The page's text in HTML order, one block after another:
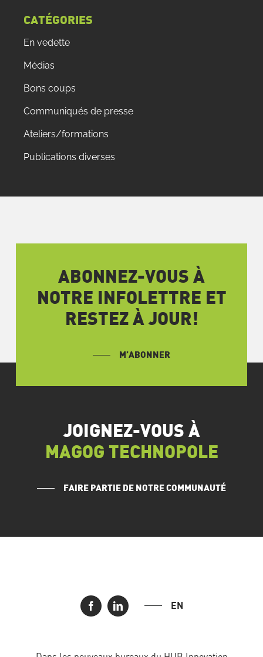
CATÉGORIES
En vedette
Médias
Bons coups
Communiqués de presse
Ateliers/formations
Publications diverses
ABONNEZ-VOUS À
NOTRE INFOLETTRE ET
RESTEZ À JOUR!
M’ABONNER
JOIGNEZ-VOUS À
MAGOG TECHNOPOLE
FAIRE PARTIE DE NOTRE COMMUNAUTÉ
EN